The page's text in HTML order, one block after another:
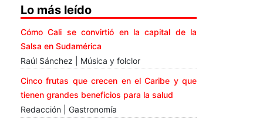
Lo más leído
Cómo Cali se convirtió en la capital de la
Salsa en Sudamérica
Raúl Sánchez | Música y folclor
Cinco frutas que crecen en el Caribe y que
tienen grandes beneficios para la salud
Redacción | Gastronomía